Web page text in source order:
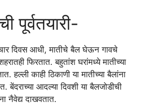
पूर्वतयारी-
दिवस आधी, मातीचे बैल घेऊन गावचे
फिरतात. बहुतांश घरांमध्ये मातीच्या
हल्ली काही ठिकाणी या मातीच्या बैलांना
आदल्या दिवशी या बैलजोडीची
नैवेद्य दाखवतात.